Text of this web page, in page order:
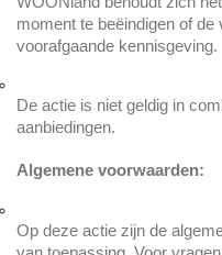
moment te beëindigen of
voorafgaande kennisgeving.
De actie is niet geldig in
aanbiedingen.
Algemene voorwaarden:
Op deze actie zijn de